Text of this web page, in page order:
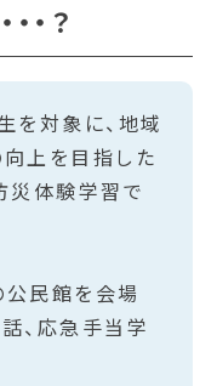
・？
対象に、地域
上を目指した
災体験学習で
民館を会場
、応急手当学